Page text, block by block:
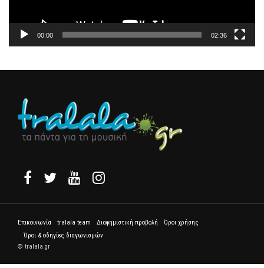
00:00 02:36
Επικοινωνία tralala team Διαφημιστική προβολή
Όροι χρήσης
Όροι & οδηγίες διαγωνισμών
© tralala.gr